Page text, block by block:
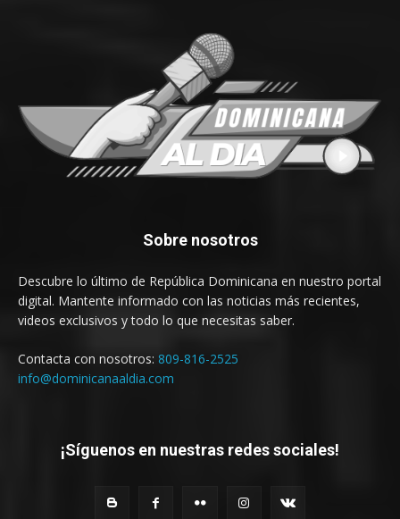
Sobre nosotros
Descubre lo último de República Dominicana en nuestro portal
digital. Mantente informado con las noticias más recientes,
videos exclusivos y todo lo que necesitas saber.
Contacta con nosotros: 809-816-2525
info@dominicanaaldia.com
¡Síguenos en nuestras redes sociales!